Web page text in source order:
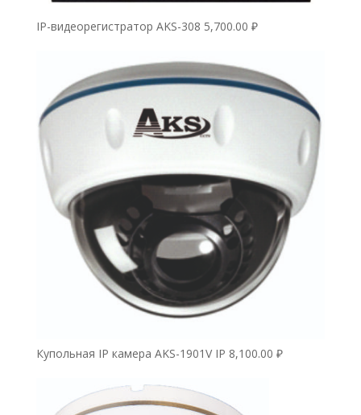
IP-видеорегистратор AKS-308 5,700.00 ₽
Купольная IP камера AKS-1901V IP 8,100.00 ₽